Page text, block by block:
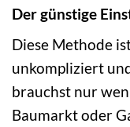
Der günstige
Diese Methode
unkompliziert
brauchst nur
Baumarkt oder